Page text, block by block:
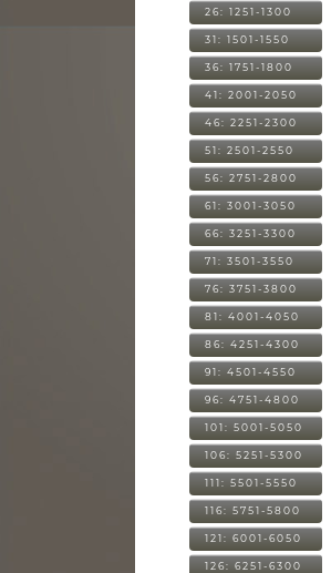
26: 1251-1300
31: 1501-1550
36: 1751-1800
41: 2001-2050
46: 2251-2300
51: 2501-2550
56: 2751-2800
61: 3001-3050
66: 3251-3300
71: 3501-3550
76: 3751-3800
81: 4001-4050
86: 4251-4300
91: 4501-4550
96: 4751-4800
101: 5001-5050
106: 5251-5300
111: 5501-5550
116: 5751-5800
121: 6001-6050
126: 6251-6300